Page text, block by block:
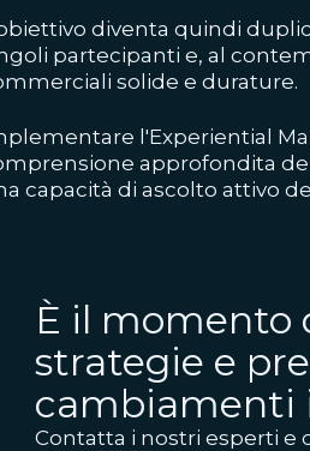
diventa quindi
partecipanti e, al
solide e durature.
l'Experiential
approfondita
capacità di ascolto attivo
È il momento
strategie e
cambiamenti
Contatta i nostri esperti e